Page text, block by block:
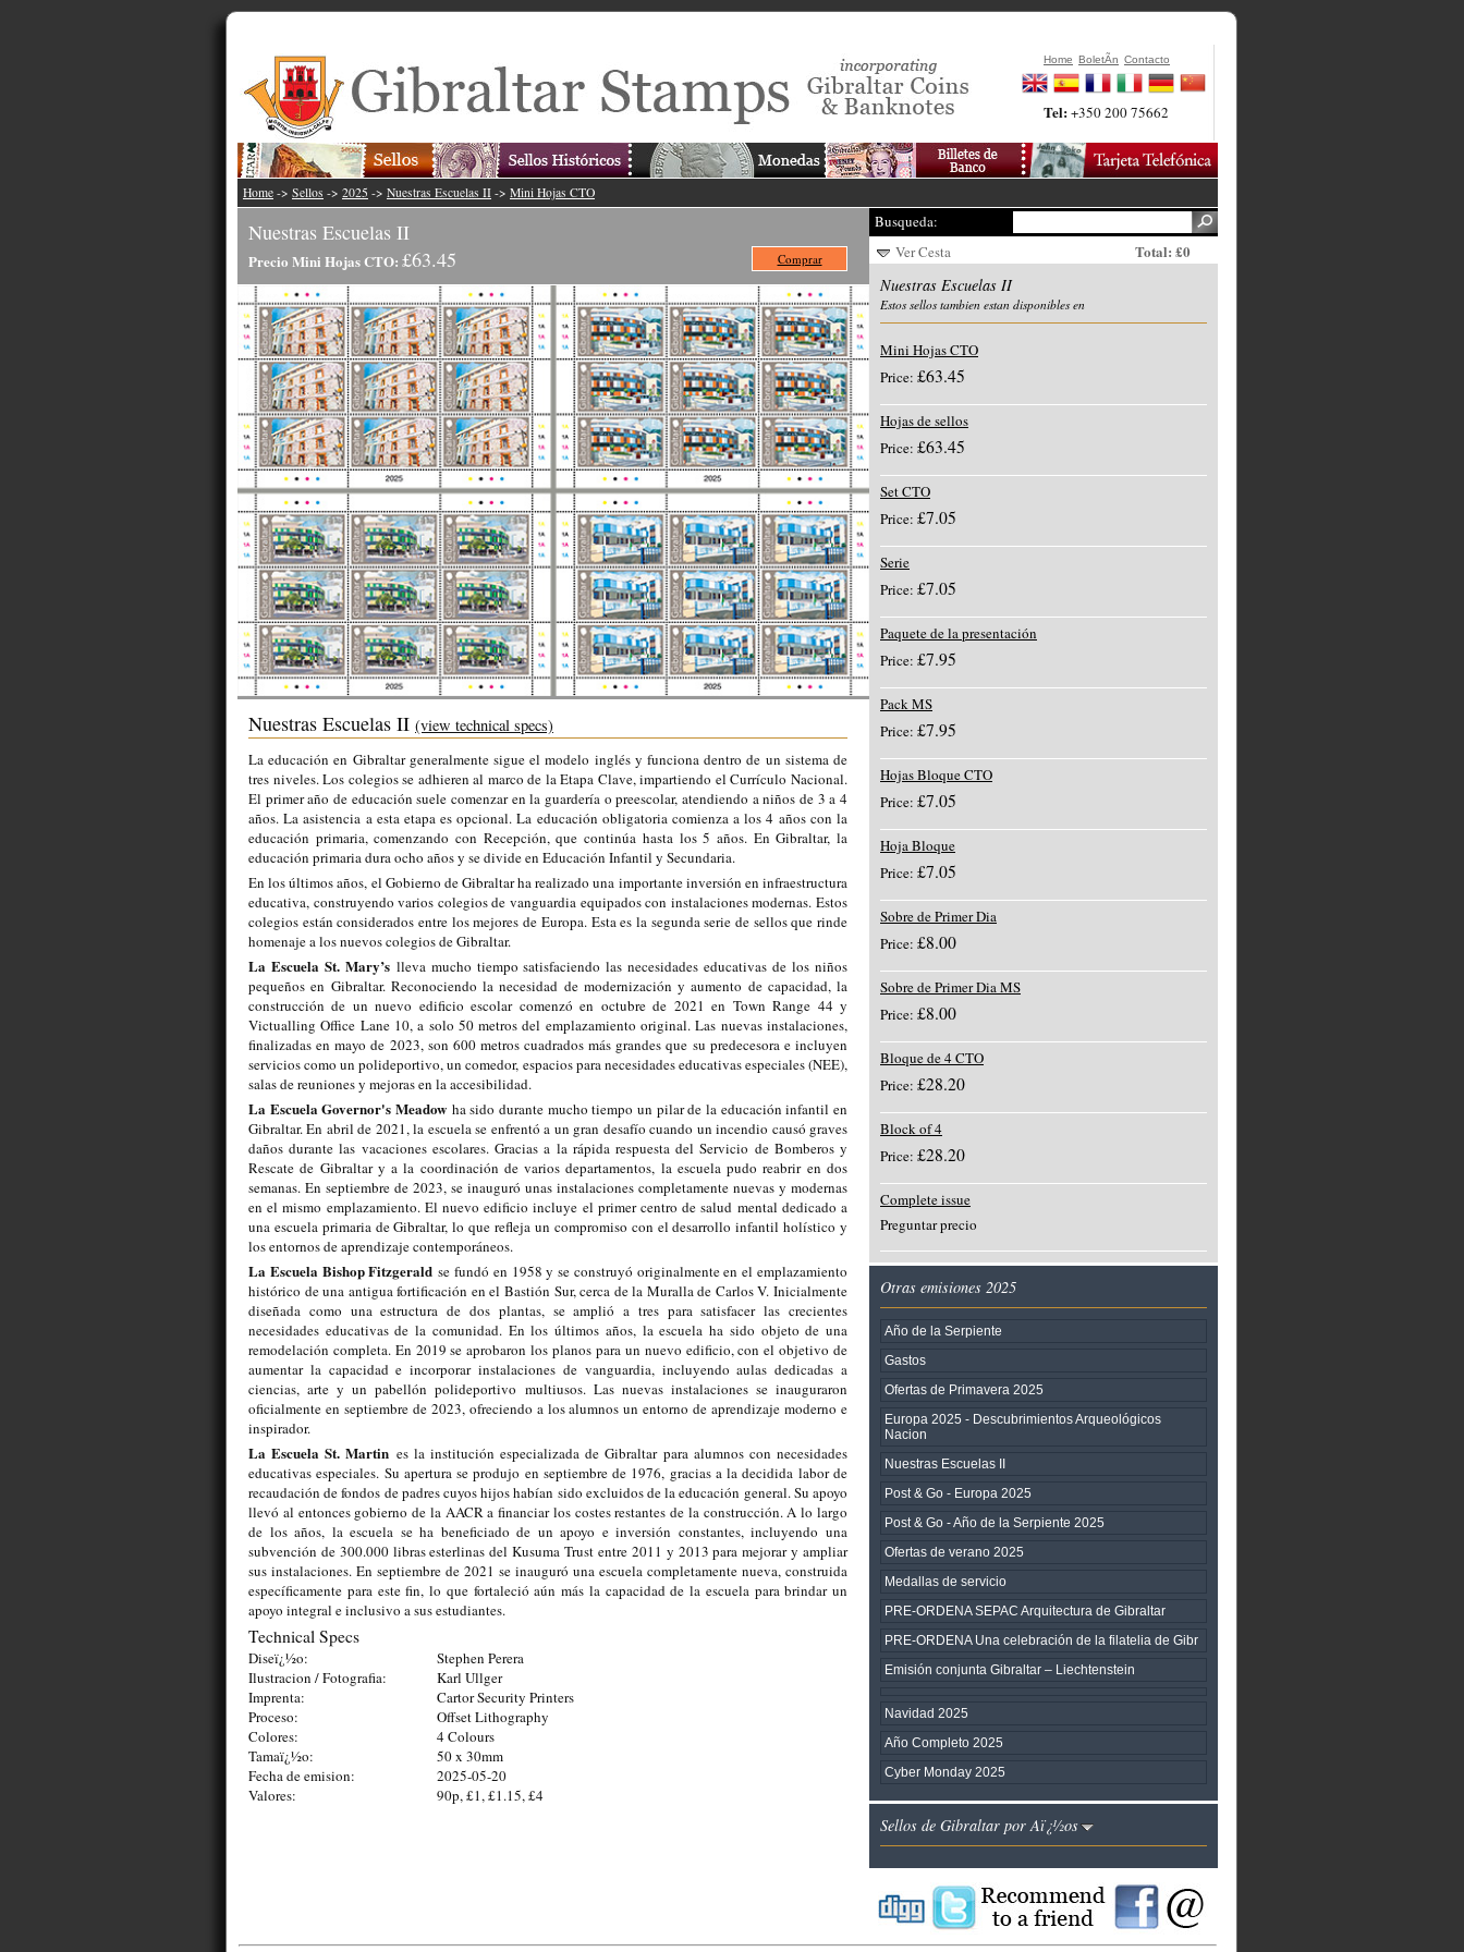
Home BoletÃ­n Contacto
Tel:+350 200 75662
Home -> Sellos -> 2025 -> Nuestras Escuelas II -> Mini Hojas CTO
Nuestras Escuelas II
Precio Mini Hojas CTO: £63.45 Comprar
Nuestras Escuelas II (view technical specs)
La educación en Gibraltar generalmente sigue el modelo inglés y funciona dentro de un sistema de
tres niveles. Los colegios se adhieren al marco de la Etapa Clave, impartiendo el Currículo Nacional.
El primer año de educación suele comenzar en la guardería o preescolar, atendiendo a niños de 3 a 4
años. La asistencia a esta etapa es opcional. La educación obligatoria comienza a los 4 años con la
educación primaria, comenzando con Recepción, que continúa hasta los 5 años. En Gibraltar, la
educación primaria dura ocho años y se divide en Educación Infantil y Secundaria.
En los últimos años, el Gobierno de Gibraltar ha realizado una importante inversión en infraestructura
educativa, construyendo varios colegios de vanguardia equipados con instalaciones modernas. Estos
colegios están considerados entre los mejores de Europa. Esta es la segunda serie de sellos que rinde
homenaje a los nuevos colegios de Gibraltar.
La Escuela St. Mary’slleva mucho tiempo satisfaciendo las necesidades educativas de los niños
pequeños en Gibraltar. Reconociendo la necesidad de modernización y aumento de capacidad, la
construcción de un nuevo edificio escolar comenzó en octubre de 2021 en Town Range 44 y
Victualling Office Lane 10, a solo 50 metros del emplazamiento original. Las nuevas instalaciones,
finalizadas en mayo de 2023, son 600 metros cuadrados más grandes que su predecesora e incluyen
servicios como un polideportivo, un comedor, espacios para necesidades educativas especiales (NEE),
salas de reuniones y mejoras en la accesibilidad.
La Escuela Governor's Meadow ha sido durante mucho tiempo un pilar de la educación infantil en
Gibraltar. En abril de 2021, la escuela se enfrentó a un gran desafío cuando un incendio causó graves
daños durante las vacaciones escolares. Gracias a la rápida respuesta del Servicio de Bomberos y
Rescate de Gibraltar y a la coordinación de varios departamentos, la escuela pudo reabrir en dos
semanas. En septiembre de 2023, se inauguró unas instalaciones completamente nuevas y modernas
en el mismo emplazamiento. El nuevo edificio incluye el primer centro de salud mental dedicado a
una escuela primaria de Gibraltar, lo que refleja un compromiso con el desarrollo infantil holístico y
los entornos de aprendizaje contemporáneos.
La Escuela Bishop Fitzgerald se fundó en 1958 y se construyó originalmente en el emplazamiento
histórico de una antigua fortificación en el Bastión Sur, cerca de la Muralla de Carlos V. Inicialmente
diseñada como una estructura de dos plantas, se amplió a tres para satisfacer las crecientes
necesidades educativas de la comunidad. En los últimos años, la escuela ha sido objeto de una
remodelación completa. En 2019 se aprobaron los planos para un nuevo edificio, con el objetivo de
aumentar la capacidad e incorporar instalaciones de vanguardia, incluyendo aulas dedicadas a
ciencias, arte y un pabellón polideportivo multiusos. Las nuevas instalaciones se inauguraron
oficialmente en septiembre de 2023, ofreciendo a los alumnos un entorno de aprendizaje moderno e
inspirador.
La Escuela St. Martin es la institución especializada de Gibraltar para alumnos con necesidades
educativas especiales. Su apertura se produjo en septiembre de 1976, gracias a la decidida labor de
recaudación de fondos de padres cuyos hijos habían sido excluidos de la educación general. Su apoyo
llevó al entonces gobierno de la AACR a financiar los costes restantes de la construcción. A lo largo
de los años, la escuela se ha beneficiado de un apoyo e inversión constantes, incluyendo una
subvención de 300.000 libras esterlinas del Kusuma Trust entre 2011 y 2013 para mejorar y ampliar
sus instalaciones. En septiembre de 2021 se inauguró una escuela completamente nueva, construida
específicamente para este fin, lo que fortaleció aún más la capacidad de la escuela para brindar un
apoyo integral e inclusivo a sus estudiantes.
Technical Specs
Diseï¿½o:
Stephen Perera
Ilustracion / Fotografia:
Karl Ullger
Imprenta:
Cartor Security Printers
Proceso:
Offset Lithography
Colores:
4 Colours
Tamaï¿½o:
50 x 30mm
Fecha de emision:
2025-05-20
Valores:
90p, £1, £1.15, £4
Busqueda:
Ver Cesta
Total: £0
Nuestras Escuelas II
Estos sellos tambien estan disponibles en
Mini Hojas CTO
Price: £63.45
Hojas de sellos
Price: £63.45
Set CTO
Price: £7.05
Serie
Price: £7.05
Paquete de la presentación
Price: £7.95
Pack MS
Price: £7.95
Hojas Bloque CTO
Price: £7.05
Hoja Bloque
Price: £7.05
Sobre de Primer Dia
Price: £8.00
Sobre de Primer Dia MS
Price: £8.00
Bloque de 4 CTO
Price: £28.20
Block of 4
Price: £28.20
Complete issue
Preguntar precio
Otras emisiones 2025
Año de la Serpiente
Gastos
Ofertas de Primavera 2025
Europa 2025 - Descubrimientos Arqueológicos
Nacion
Nuestras Escuelas II
Post & Go - Europa 2025
Post & Go - Año de la Serpiente 2025
Ofertas de verano 2025
Medallas de servicio
PRE-ORDENA SEPAC Arquitectura de Gibraltar
PRE-ORDENA Una celebración de la filatelia de Gibr
Emisión conjunta Gibraltar – Liechtenstein
Navidad 2025
Año Completo 2025
Cyber Monday 2025
Sellos de Gibraltar por Aï¿½os